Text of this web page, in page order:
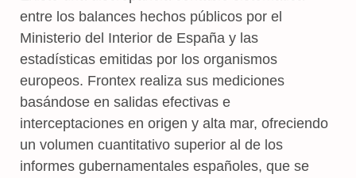
entre los balances hechos públicos por el
Ministerio del Interior de España y las
estadísticas emitidas por los organismos
europeos. Frontex realiza sus mediciones
basándose en salidas efectivas e
interceptaciones en origen y alta mar, ofreciendo
un volumen cuantitativo superior al de los
informes gubernamentales españoles, que se